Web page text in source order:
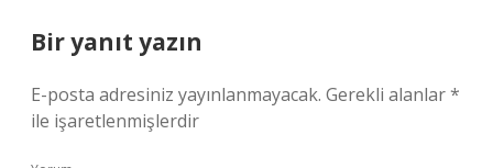
Bir yanıt yazın
E-posta adresiniz yayınlanmayacak. Gerekli alanlar*
ile işaretlenmişlerdir